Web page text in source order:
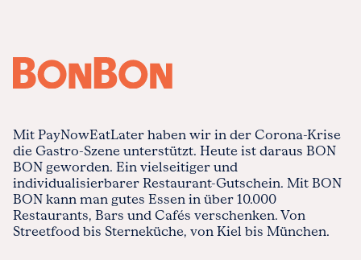
Mit PayNowEatLater haben wir in der Corona-Krise
die Gastro-Szene unterstützt. Heute ist daraus BON
BON geworden. Ein vielseitiger und
individualisierbarer Restaurant-Gutschein. Mit BON
BON kann man gutes Essen in über 10.000
Restaurants, Bars und Cafés verschenken. Von
Streetfood bis Sterneküche, von Kiel bis München.